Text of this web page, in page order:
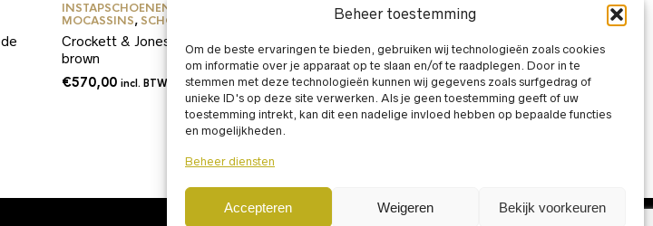
Beheer toestemming
Om de beste ervaringen te bieden, gebruiken wij technologieën zoals cookies
om informatie over je apparaat op te slaan en/of te raadplegen. Door in te
stemmen met deze technologieën kunnen wij gegevens zoals surfgedrag of
unieke ID's op deze site verwerken. Als je geen toestemming geeft of uw
toestemming intrekt, kan dit een nadelige invloed hebben op bepaalde functies
en mogelijkheden.
Beheer diensten
Accepteren Weigeren Bekijk voorkeuren
INSTAPSCHOENEN
MOCASSINS, SCHOENEN
Crockett & Jones TEIGN
brown
€570,00 incl. BTW
INSTAPSCHOENEN,
MOCASSINS,SCHOENEN
XXM42C00640RE0C405
€590,00 incl. BTW